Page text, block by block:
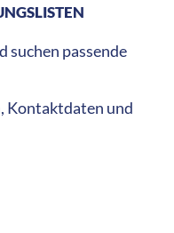
suchen passende
Kontaktdaten und